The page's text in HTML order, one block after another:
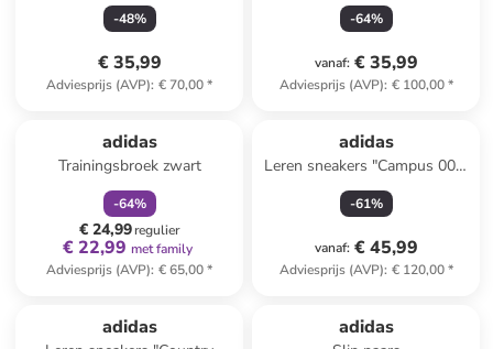
-48%
€ 35,99
Adviesprijs (AVP): € 70,00*
-64%
vanaf: € 35,99
Adviesprijs (AVP): € 100,00*
adidas
Trainingsbroek zwart
-64%
€ 24,99regulier
€ 22,99 met family
Adviesprijs (AVP): € 65,00*
adidas
Leren sneakers "Campus 00s"
grijs
-61%
vanaf: € 45,99
Adviesprijs (AVP): € 120,00*
adidas adidas